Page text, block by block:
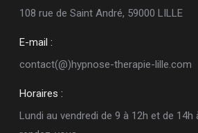
108 rue de Saint André, 59000 LILLE
E-mail :
contact(@)hypnose-therapie-lille.com
Horaires :
Lundi au vendredi de 9 à 12h et de 14h